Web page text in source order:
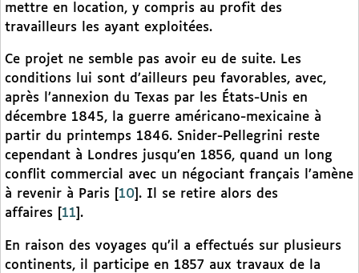
mettre en location, y compris au profit des
travailleurs les ayant exploitées.
Ce projet ne semble pas avoir eu de suite. Les
conditions lui sont d’ailleurs peu favorables, avec,
après l’annexion du Texas par les États-Unis en
décembre 1845, la guerre américano-mexicaine à
partir du printemps 1846. Snider-Pellegrini reste
cependant à Londres jusqu’en 1856, quand un long
conflit commercial avec un négociant français l’amène
à revenir à Paris
10 . Il se retire alors des
affaires
11 .
En raison des voyages qu’il a effectués sur plusieurs
continents, il participe en 1857 aux travaux de la